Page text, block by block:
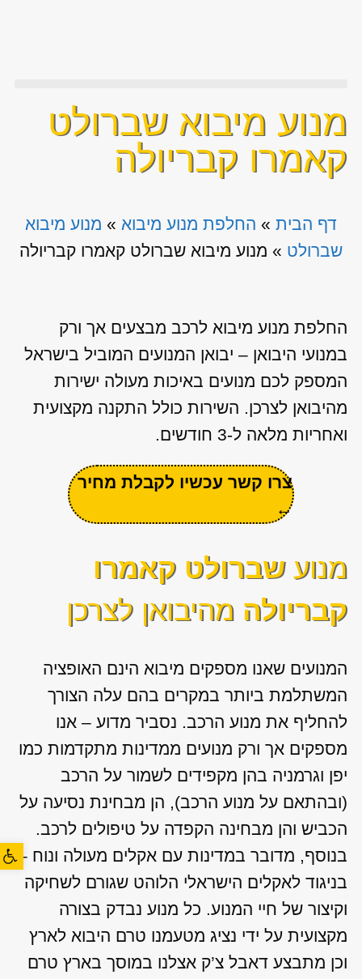
מנוע מיבוא שברולט
קאמרו קבריולה
דף הבית» החלפת מנוע מיבוא» מנוע מיבוא
שברולט» מנוע מיבוא שברולט קאמרו קבריולה
החלפת מנוע מיבוא לרכב מבצעים אך ורק
במנועי היבואן – יבואן המנועים המוביל בישראל
המספק לכם מנועים באיכות מעולה ישירות
מהיבואן לצרכן. השירות כולל התקנה מקצועית
ואחריות מלאה ל-3 חודשים.
צרו קשר עכשיו לקבלת מחיר
←
מנוע שברולט קאמרו
קבריולה מהיבואן לצרכן
המנועים שאנו מספקים מיבוא הינם האופציה
המשתלמת ביותר במקרים בהם עלה הצורך
להחליף את מנוע הרכב. נסביר מדוע – אנו
מספקים אך ורק מנועים ממדינות מתקדמות כמו
יפן וגרמניה בהן מקפידים לשמור על הרכב
(ובהתאם על מנוע הרכב), הן מבחינת נסיעה על
הכביש והן מבחינה הקפדה על טיפולים לרכב.
בנוסף, מדובר במדינות עם אקלים מעולה ונוח –
בניגוד לאקלים הישראלי הלוהט שגורם לשחיקה
וקיצור של חיי המנוע. כל מנוע נבדק בצורה
מקצועית על ידי נציג מטעמנו טרם היבוא לארץ
וכן מתבצע דאבל צ’ק אצלנו במוסך בארץ טרם
פתח